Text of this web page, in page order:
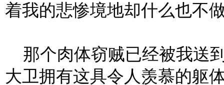
着我的悲惨境地却什么也不
那个肉体窃贼已经被我送
大卫拥有这具令人羡慕的躯